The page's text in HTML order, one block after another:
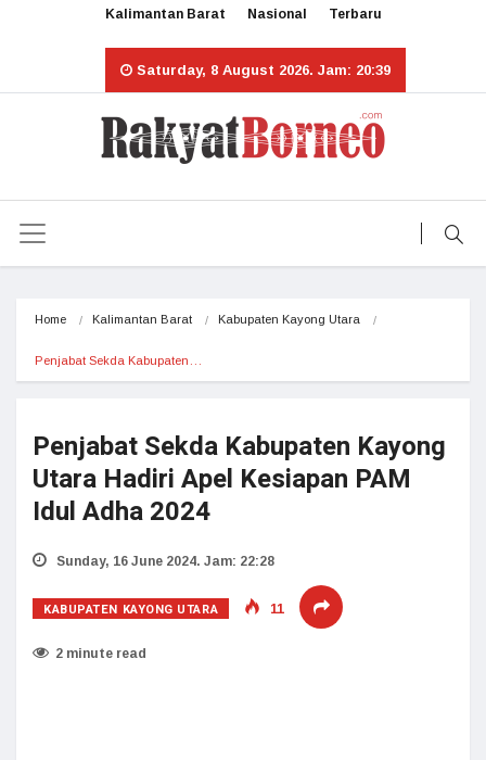
Kalimantan Barat Nasional Terbaru
Saturday, 8 August 2026. Jam: 20:39
Home Kalimantan Barat Kabupaten Kayong Utara
Penjabat Sekda Kabupaten…
Penjabat Sekda Kabupaten Kayong
Utara Hadiri Apel Kesiapan PAM
Idul Adha 2024
Sunday, 16 June 2024. Jam: 22:28
KABUPATEN KAYONG UTARA 11
2 minute read